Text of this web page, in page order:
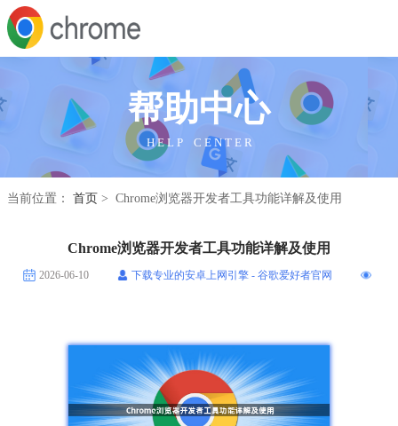
帮助中心
H E L P C E N T E R
当前位置： 首页 > Chrome浏览器开发者工具功能详解及使用
Chrome浏览器开发者工具功能详解及使用
2026-06-10 下载专业的安卓上网引擎 - 谷歌爱好者官网